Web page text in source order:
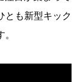
とも新型キック